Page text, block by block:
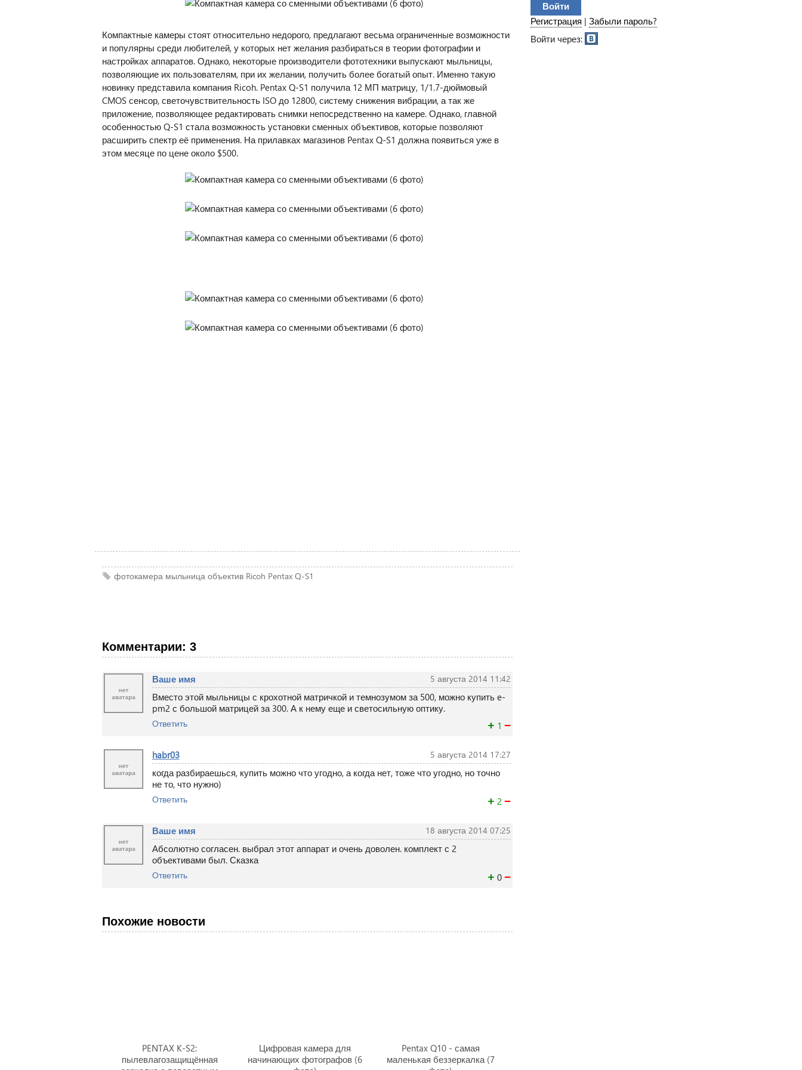
Компактные камеры стоят относительно недорого, предлагают весьма ограниченные возможности
и популярны среди любителей, у которых нет желания разбираться в теории фотографии и
настройках аппаратов. Однако, некоторые производители фототехники выпускают мыльницы,
позволяющие их пользователям, при их желании, получить более богатый опыт. Именно такую
новинку представила компания Ricoh. Pentax Q-S1 получила 12 МП матрицу, 1/1.7-дюймовый
CMOS сенсор, светочувствительность ISO до 12800, систему снижения вибрации, а так же
приложение, позволяющее редактировать снимки непосредственно на камере. Однако, главной
особенностью Q-S1 стала возможность установки сменных объективов, которые позволяют
расширить спектр её применения. На прилавках магазинов Pentax Q-S1 должна появиться уже в
этом месяце по цене около $500.
фотокамера мыльница объектив Ricoh Pentax Q-S1
Комментарии: 3
5 августа 2014 11:42
Ваше имя
Вместо этой мыльницы с крохотной матричкой и темнозумом за 500, можно купить e-
pm2 с большой матрицей за 300. А к нему еще и светосильную оптику.
+ 1 −
Ответить
5 августа 2014 17:27
habr03
когда разбираешься, купить можно что угодно, а когда нет, тоже что угодно, но точно
не то, что нужно)
+ 2 −
Ответить
18 августа 2014 07:25
Ваше имя
Абсолютно согласен. выбрал этот аппарат и очень доволен. комплект с 2
объективами был. Сказка
+ 0 −
Ответить
Похожие новости
PENTAX K-S2:
пылевлагозащищённая
Цифровая камера для
начинающих фотографов (6
Pentax Q10 - самая
маленькая беззеркалка (7
Регистрация | Забыли пароль?
Войти через: